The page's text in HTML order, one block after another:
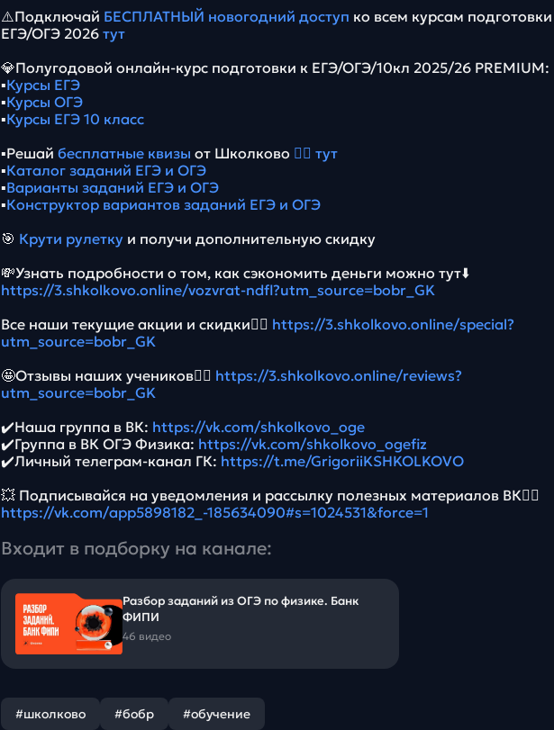
⚠️Подключай БЕСПЛАТНЫЙ новогодний доступ ко всем курсам
ЕГЭ/ОГЭ 2026 тут
💎Полугодовой онлайн-курс подготовки к ЕГЭ/ОГЭ/10кл 2025/26 PREMIUM:
▪️Курсы ЕГЭ
▪️Курсы ОГЭ
▪️Курсы ЕГЭ 10 класс
▪️Решай бесплатные квизы от Школково 👉🏻 тут
▪️Каталог заданий ЕГЭ и ОГЭ
▪️Варианты заданий ЕГЭ и ОГЭ
▪️Конструктор вариантов заданий ЕГЭ и ОГЭ
🎯 Крути рулетку и получи дополнительную скидку
💸Узнать подробности о том, как сэкономить деньги можно тут⬇️
https://3.shkolkovo.online/vozvrat-ndfl?utm_source=bobr_GK
Все наши текущие акции и скидки👉🏻 https://3.shkolkovo.online/special?
utm_source=bobr_GK
🤩Отзывы наших учеников👉🏻 https://3.shkolkovo.online/reviews?
utm_source=bobr_GK
✔️Наша группа в ВК: https://vk.com/shkolkovo_oge
✔️Группа в ВК ОГЭ Физика: https://vk.com/shkolkovo_ogefiz
✔️Личный телеграм-канал ГК: https://t.me/GrigoriiKSHKOLKOVO
💥 Подписывайся на уведомления и рассылку полезных материалов ВК👉🏻
https://vk.com/app5898182_-185634090#s=1024531&force=1
Входит в подборку на канале:
Разбор заданий из ОГЭ по физике. Банк
ФИПИ
46 видео
#школково #бобр #обучение